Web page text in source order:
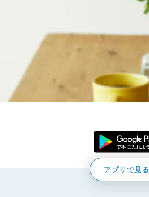
アプリで見る